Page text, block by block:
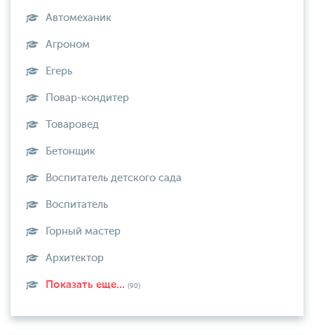
Автомеханик
Агроном
Егерь
Повар-кондитер
Товаровед
Бетонщик
Воспитатель детского сада
Воспитатель
Горный мастер
Архитектор
Показать еще... (90)